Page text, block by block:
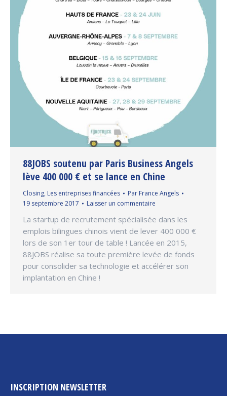
88JOBS soutenu par Paris Business Angels
lève 400 000 € et se lance en Chine
Closing, Les entreprises financées Par France Angels
19 septembre 2017
Laisser un commentaire
La startup de recrutement spécialisée dans les
emplois bilingues chinois vient de lever 400 000 €
lors de son 1er tour de table ! Lancée en 2015,
88JOBS réalise sa toute première levée de fonds
pour consolider sa technologie et accélérer son
implantation en Chine !
INSCRIPTION NEWSLETTER